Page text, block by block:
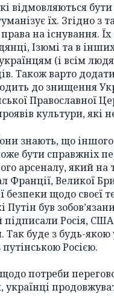
відмовляються
їх. Згідно
на існування.
Ізюмі та в
(і всім
Також варто
до знищення
культури,
знають, що
бути справжніх
арсеналу, який
Франції, Великої
безпеки щодо своєї
Путін був
Росія,
буде з будь-якою
Росією.
потреби